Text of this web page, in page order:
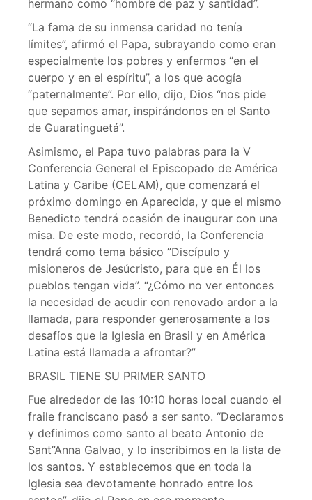
hermano como “hombre de paz y santidad”.
“La fama de su inmensa caridad no tenía
límites”, afirmó el Papa, subrayando como eran
especialmente los pobres y enfermos “en el
cuerpo y en el espíritu”, a los que acogía
“paternalmente”. Por ello, dijo, Dios “nos pide
que sepamos amar, inspirándonos en el Santo
de Guaratinguetá”.
Asimismo, el Papa tuvo palabras para la V
Conferencia General el Episcopado de América
Latina y Caribe (CELAM), que comenzará el
próximo domingo en Aparecida, y que el mismo
Benedicto tendrá ocasión de inaugurar con una
misa. De este modo, recordó, la Conferencia
tendrá como tema básico ”Discípulo y
misioneros de Jesúcristo, para que en Él los
pueblos tengan vida”. “¿Cómo no ver entonces
la necesidad de acudir con renovado ardor a la
llamada, para responder generosamente a los
desafíos que la Iglesia en Brasil y en América
Latina está llamada a afrontar?”
BRASIL TIENE SU PRIMER SANTO
Fue alrededor de las 10:10 horas local cuando el
fraile franciscano pasó a ser santo. “Declaramos
y definimos como santo al beato Antonio de
Sant”Anna Galvao, y lo inscribimos en la lista de
los santos. Y establecemos que en toda la
Iglesia sea devotamente honrado entre los